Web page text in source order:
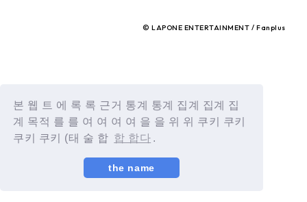
본 웹 트 에 록 록 근거 통계 통계 집계 집계 집
계 목적 를 를 여 여 여 여 을 을 위 위 쿠키 쿠키
쿠키 쿠키 (태 술 합 합 합다 .
the name
© LAPONE ENTERTAINMENT / Fanplus